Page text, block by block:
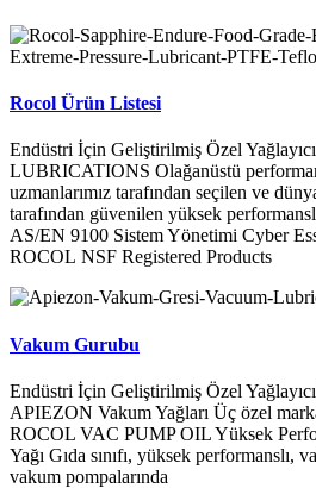
Rocol Ürün Listesi
Endüstri İçin Geliştirilmiş Özel
LUBRICATIONS Olağanüstü
uzmanlarımız tarafından seçilen ve
tarafından güvenilen yüksek
AS/EN 9100 Sistem Yönetimi Cyber
ROCOL NSF Registered Products
Vakum Gurubu
Endüstri İçin Geliştirilmiş Özel
APIEZON Vakum Yağları Üç özel
ROCOL VAC PUMP OIL Yüksek
Yağı Gıda sınıfı, yüksek performanslı,
vakum pompalarında